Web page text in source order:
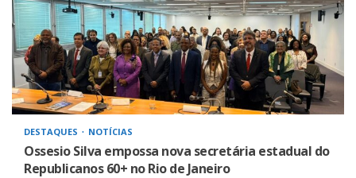
DESTAQUES NOTÍCIAS
Ossesio Silva empossa nova secretária estadual do
Republicanos 60+ no Rio de Janeiro